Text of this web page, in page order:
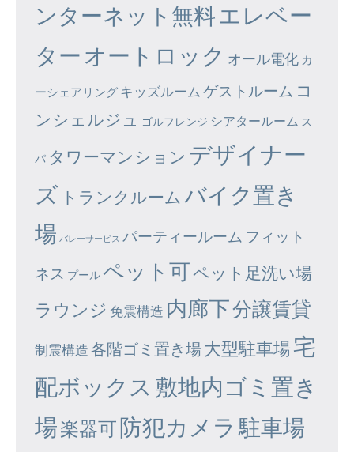
ンターネット無料エレベー
ター オートロック オール電化 カ
ーシェアリング キッズルーム ゲストルーム コ
ンシェルジュ
ゴルフレンジ シアタールーム ス
パ タワーマンション デザイナー
ズ トランクルーム バイク置き
場 バレーサービス パーティールーム フィット
ネス プール ペット可ペット足洗い場
ラウンジ 免震構造 内廊下分譲賃貸
制震構造 各階ゴミ置き場大型駐車場宅
配ボックス 敷地内ゴミ置き
場楽器可防犯カメラ 駐車場